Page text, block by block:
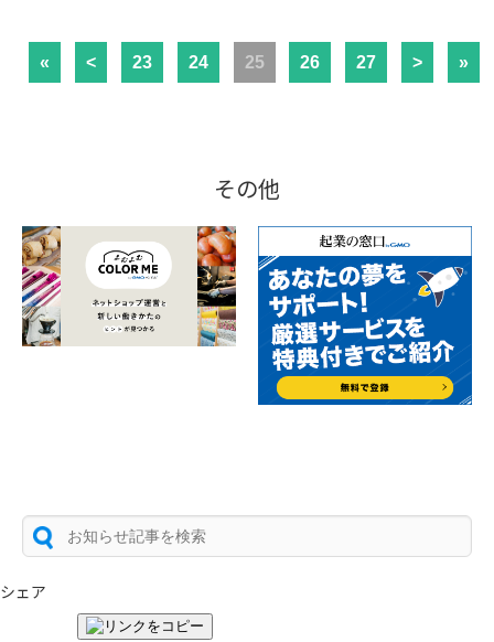
« < 23 24 25 26 27 > »
その他
シェア